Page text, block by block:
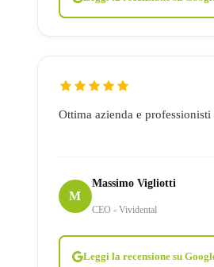
Ottima azienda e professionisti
M
Massimo Vigliotti
CEO - Vividental
Leggi la recensione su